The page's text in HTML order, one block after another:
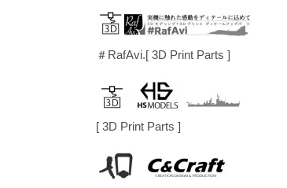
＃RafAvi.[ 3D Print Parts ]
[ 3D Print Parts ]